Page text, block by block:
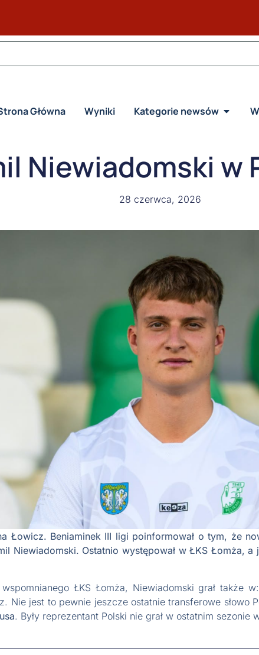
Główna Wyniki Kategorie newsów
Niewiadomski w
28 czerwca, 2026
Łowicz. Beniaminek III ligi poinformował o tym, że
Niewiadomski. Ostatnio występował w ŁKS Łomża,
ŁKS Łomża, Niewiadomski grał także
Nie jest to pewnie jeszcze ostatnie transferowe słowo
. Były reprezentant Polski nie grał w ostatnim sezonie